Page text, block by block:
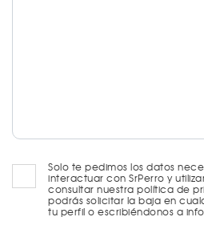
Solo te pedimos los datos
interactuar con SrPerro y
consultar nuestra política de
podrás solicitar la baja en
tu perfil o escribiéndonos a